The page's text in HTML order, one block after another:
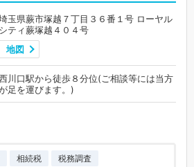
玉県蕨市塚越７丁目３６番１号 ローヤル
シティ蕨塚越４０４号
地図
川口駅から徒歩８分位(ご相談等には当方
足を運びます。)
相続税 税務調査